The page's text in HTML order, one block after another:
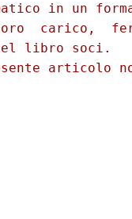
in un
carico,
libro soci.
articolo